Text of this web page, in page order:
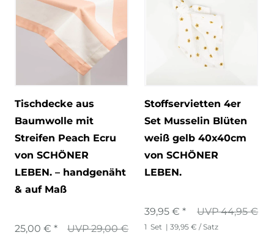
Tischdecke aus
Baumwolle mit
Streifen Peach Ecru
von SCHÖNER
LEBEN. – handgenäht
& auf Maß
UVP 29,00 €
25,00 € *
Stoffservietten 4er
Set Musselin Blüten
weiß gelb 40x40cm
von SCHÖNER
LEBEN.
UVP 44,95 €
39,95 € *
1 Set | 39,95 € / Satz